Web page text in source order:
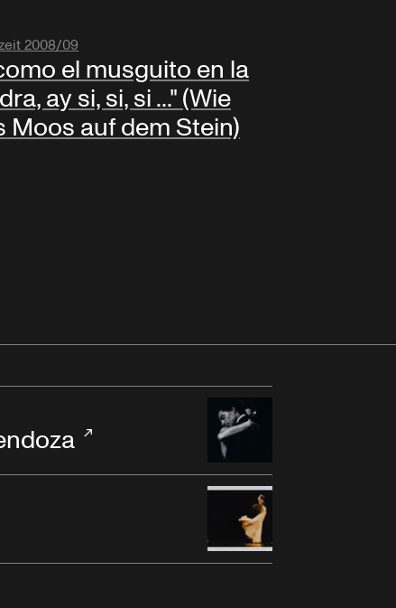
2008/09
el musguito en la
ay si, si, si ..." (Wie
Moos auf dem Stein)